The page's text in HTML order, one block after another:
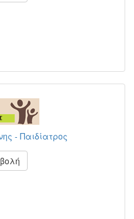
- Παιδίατρος